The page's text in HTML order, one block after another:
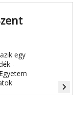
egy
-
navigate_next